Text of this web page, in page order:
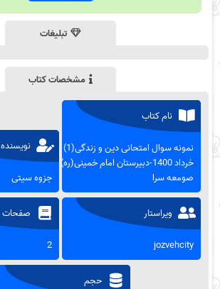
تبلیغات
مشخصات کتاب
نام کتاب
نمونه سوال امتحانی دین و زندگی(1)
خرداد 1400-دبیرستان امام خمینی(ره)
صومعه سرا
نویسنده
جزوه سیتی
ویراستار
jozvehcity
صفحات
2
حجم